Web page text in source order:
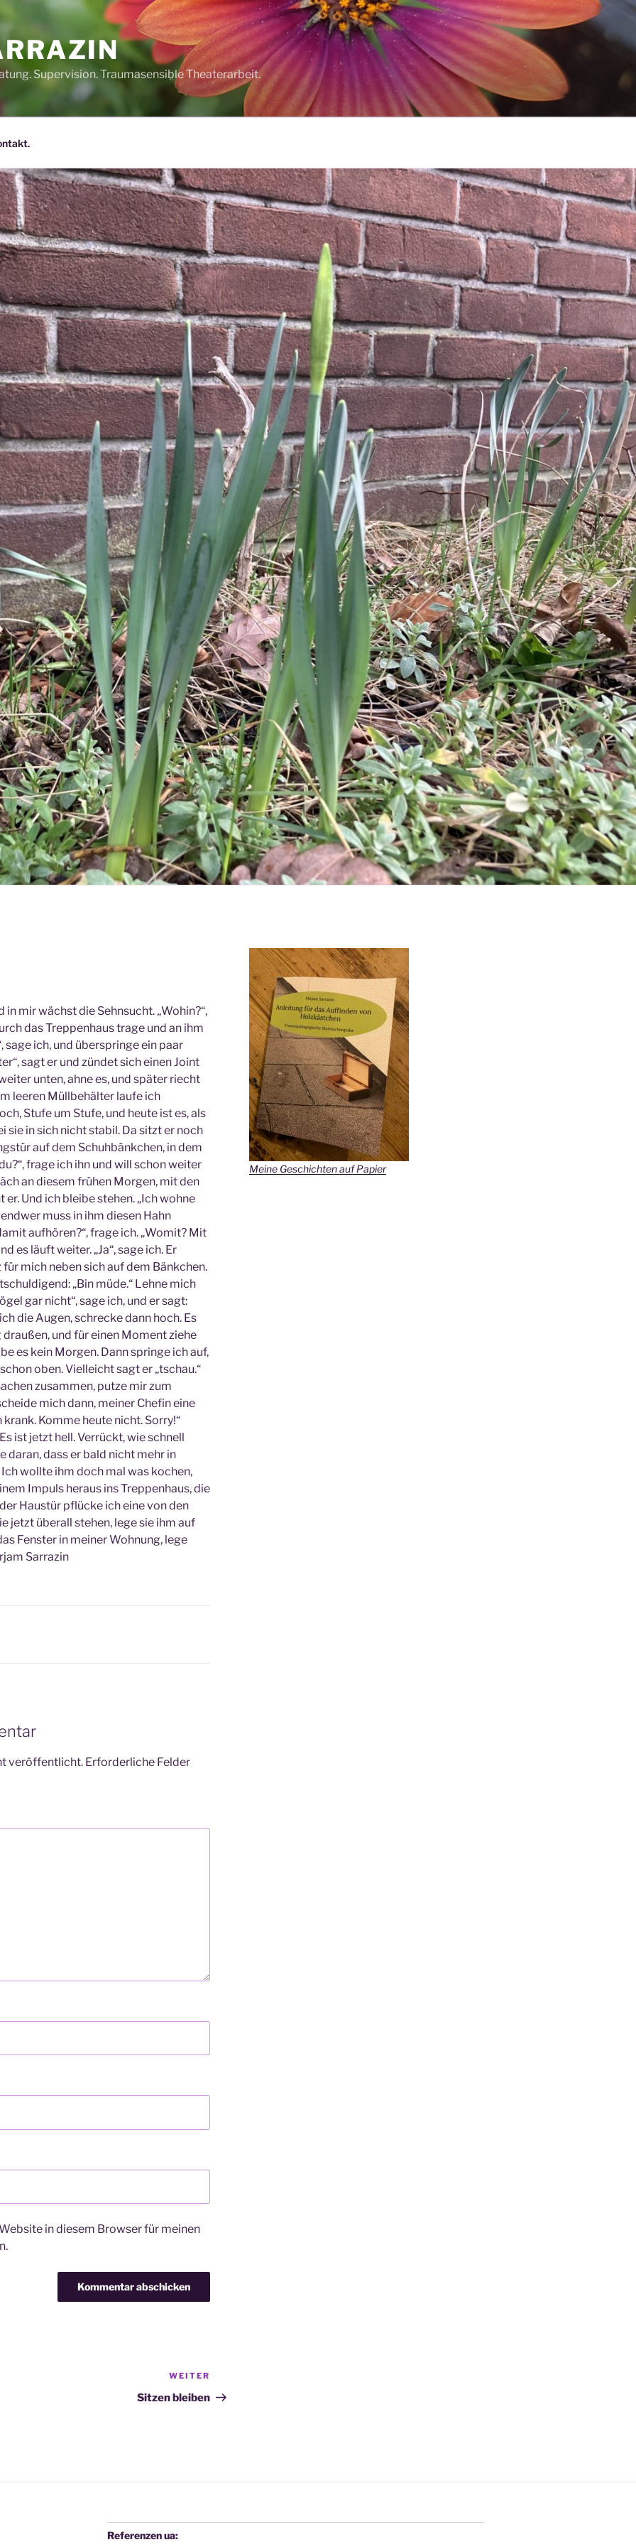
Supervision. Traumasensible Theaterarbeit.
mir wächst die Sehnsucht. „Wohin?“,
das Treppenhaus trage und an ihm
sage ich, und überspringe ein paar
sagt er und zündet sich einen Joint
unten, ahne es, und später riecht
leeren Müllbehälter laufe ich
Stufe um Stufe, und heute ist es, als
sie in sich nicht stabil. Da sitzt er noch
auf dem Schuhbänkchen, in dem
frage ich ihn und will schon weiter
an diesem frühen Morgen, mit den
er. Und ich bleibe stehen. „Ich wohne
muss in ihm diesen Hahn
aufhören?“, frage ich. „Womit? Mit
es läuft weiter. „Ja“, sage ich. Er
mich neben sich auf dem Bänkchen.
„Bin müde.“ Lehne mich
gar nicht“, sage ich, und er sagt:
die Augen, schrecke dann hoch. Es
und für einen Moment ziehe
es kein Morgen. Dann springe ich auf,
oben. Vielleicht sagt er „tschau.“
zusammen, putze mir zum
mich dann, meiner Chefin eine
krank. Komme heute nicht. Sorry!“
ist jetzt hell. Verrückt, wie schnell
daran, dass er bald nicht mehr in
wollte ihm doch mal was kochen,
Impuls heraus ins Treppenhaus, die
Haustür pflücke ich eine von den
jetzt überall stehen, lege sie ihm auf
Fenster in meiner Wohnung, lege
Sarrazin
veröffentlicht. Erforderliche Felder
in diesem Browser für meinen
Beitrag
WEITER
Sitzen bleiben
Meine Geschichten auf Papier
Referenzen ua: